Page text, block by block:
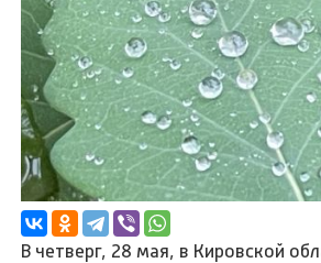
В четверг, 28 мая, в Кировской